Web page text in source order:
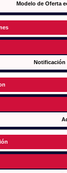
Modelo de Oferta
Notificación